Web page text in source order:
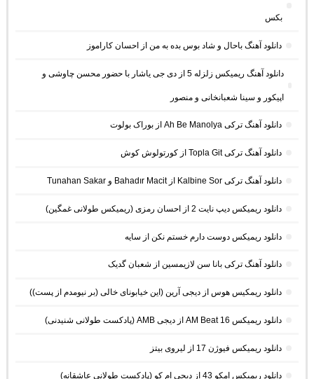
بکس
دانلود آهنگ باحال و شاد بوس بده به من از احسان کاراموز
دانلود آهنگ ریمیکس زلزله 5 از دی جی یاشار با حضور محسن چاوشی و
اپیکور و سینا شعبانخانی و منصور
دانلود آهنگ ترکی Ah Be Manolya از بوراک بولوت
دانلود آهنگ ترکی Topla Git از کورتولوش کوش
دانلود آهنگ ترکی Kalbine Sor از Bahadır Macit و Tunahan Sakar
دانلود ریمیکس دیپ نایت 2 از احسان رمزی (ریمیکس طولانی غمگین)
دانلود ریمیکس دوست دارم خستم نکن از سایه
دانلود آهنگ ترکی بانا سن لازیمسین از شعبان گدیک
دانلود ریمکیس هوس از دیجی آرین (این خیابونای خالی (بر نیومدم از پست))
دانلود ریمیکس AM Beat 16 از دیجی AMB (پادکست طولانی شنیدنی)
دانلود ریمیکس فیوژن 17 از لیروی بیتز
دانلود ریمیکس امکو 43 از دیجی ام کو (پادکست طولانی عاشقانه)